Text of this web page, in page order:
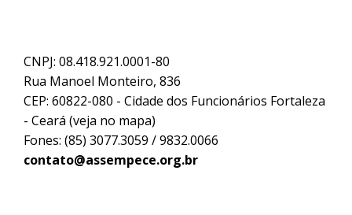
CNPJ: 08.418.921.0001-80
Rua Manoel Monteiro, 836
CEP: 60822-080 - Cidade dos Funcionários Fortaleza
- Ceará (veja no mapa)
Fones: (85) 3077.3059 / 9832.0066
contato@assempece.org.br